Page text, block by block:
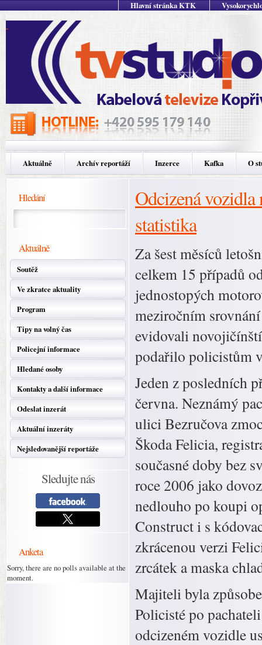
Hlavní stránka KTK
Aktuálně Archív reportáží Inzerce Kafka O
Hledání
Aktuálně
Soutěž
Ve zkratce aktuality
Program
Tipy na volný čas
Policejní informace
Hledané osoby
Kontakty a další informace
Odeslat inzerát
Aktuální inzeráty
Nejsledovanější reportáže
Sledujte nás
Anketa
Sorry, there are no polls available at the
moment.
Odcizená
statistika
Za šest měsíců
celkem 15 případů
jednostopých
meziročním
evidovali
podařilo policistům
Jeden z posledních
června. Neznámý
ulici Bezručova
Škoda Felicia,
současné doby bez
roce 2006 jako
nedlouho po koupi
Construct i s
zkrácenou verzi
zrcátek a maska
Majiteli byla
Policisté po
odcizeném vozidle